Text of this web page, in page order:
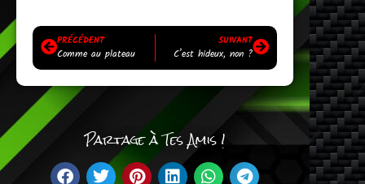
PRÉCÉDENT
Comme au plateau
SUIVANT
C’est hideux, non ?
Partage à Tes Amis !